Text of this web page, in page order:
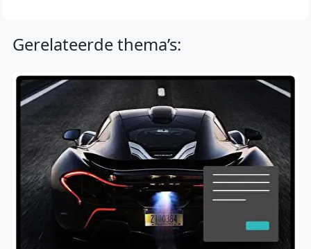
Gerelateerde thema’s: